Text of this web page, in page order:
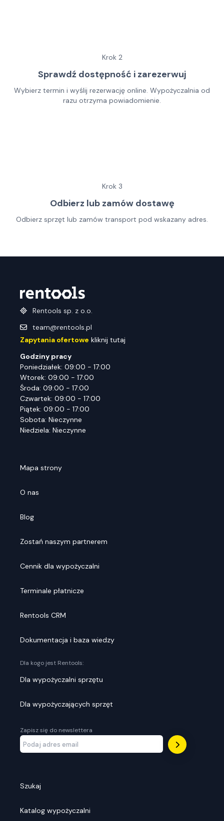
Krok 2
Sprawdź dostępność i zarezerwuj
Wybierz termin i wyślij rezerwację online. Wypożyczalnia od
razu otrzyma powiadomienie.
Krok 3
Odbierz lub zamów dostawę
Odbierz sprzęt lub zamów transport pod wskazany adres.
Rentools sp. z o.o.
team@rentools.pl
Zapytania ofertowe kliknij tutaj
Godziny pracy
Poniedziałek: 09:00 - 17:00
Wtorek: 09:00 - 17:00
Środa: 09:00 - 17:00
Czwartek: 09:00 - 17:00
Piątek: 09:00 - 17:00
Sobota: Nieczynne
Niedziela: Nieczynne
Mapa strony
O nas
Blog
Zostań naszym partnerem
Cennik dla wypożyczalni
Terminale płatnicze
Rentools CRM
Dokumentacja i baza wiedzy
Dla kogo jest Rentools:
Dla wypożyczalni sprzętu
Dla wypożyczających sprzęt
Zapisz się do newslettera
Szukaj
Katalog wypożyczalni